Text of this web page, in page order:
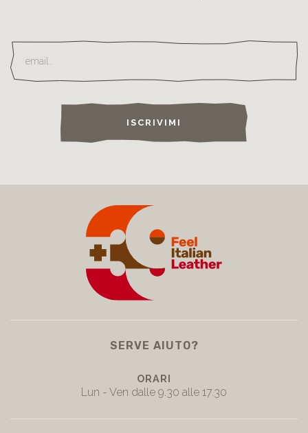
ISCRIVIMI
SERVE AIUTO?
ORARI
Lun - Ven dalle 9.30 alle 17.30